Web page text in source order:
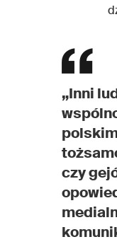
„Inni
czy